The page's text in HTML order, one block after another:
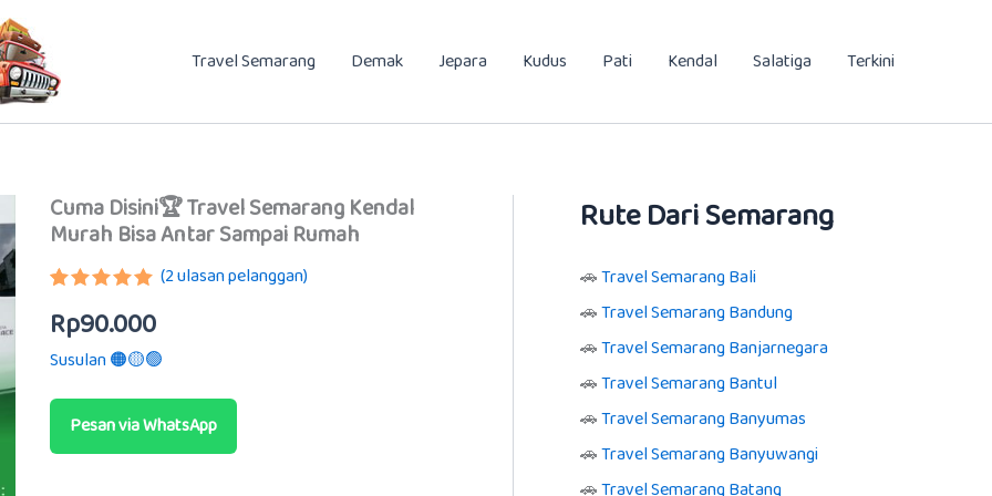
Travel Semarang Demak Jepara Kudus Pati Kendal Salatiga Terkini
Cuma Disini🏆 Travel Semarang Kendal
Murah Bisa Antar Sampai Rumah
5.00dari 5
berdasarkan
penilaian
(2ulasan pelanggan)
Rp90.000
Susulan 🟠🟡🟢
Pesan via WhatsApp
Rute Dari Semarang
🚗Travel Semarang Bali
🚗Travel Semarang Bandung
🚗Travel Semarang Banjarnegara
🚗Travel Semarang Bantul
🚗Travel Semarang Banyumas
🚗Travel Semarang Banyuwangi
🚗Travel Semarang Batang